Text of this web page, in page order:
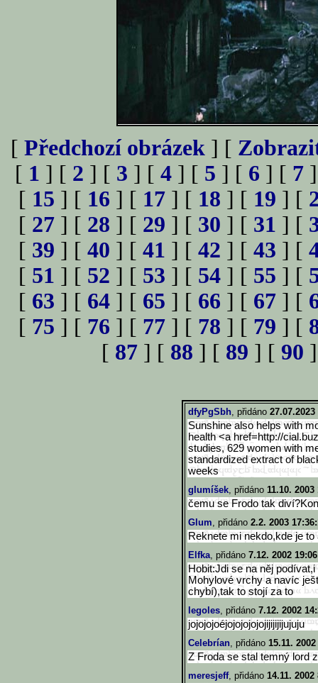
[ Předchozí obrázek ] [
[ 1 ] [ 2 ] [ 3 ] [ 4 ] [ 5 ] [ 6 ] [ 7
[ 15 ] [ 16 ] [ 17 ] [ 18 ] [ 19 ] [
[ 27 ] [ 28 ] [ 29 ] [ 30 ] [ 31 ] [
[ 39 ] [ 40 ] [ 41 ] [ 42 ] [ 43 ] [
[ 51 ] [ 52 ] [ 53 ] [ 54 ] [ 55 ] [
[ 63 ] [ 64 ] [ 65 ] [ 66 ] [ 67 ] [
[ 75 ] [ 76 ] [ 77 ] [ 78 ] [ 79 ] [
[ 87 ] [ 88 ] [ 89 ] [ 90
dfyPgSbh, přidáno 27.07.2023
Sunshine also helps with
health <a href=http://
studies, 629 women with
standardized extract of
weeks
glumíšek, přidáno 11.10. 2003
čemu se Frodo tak
Glum, přidáno 2.2. 2003
Reknete mi nekdo,kde je to
Elfka, přidáno 7.12. 2002
Hobit:Jdi se na něj
Mohylové vrchy a navíc
chybí),tak to stojí za to
legoles, přidáno 7.12. 2002
jojojojoéjojojojojojijijijijujuju
Celebrían, přidáno 15.11.
Z Froda se stal temný lord
meresjeff, přidáno 14.11. 2002